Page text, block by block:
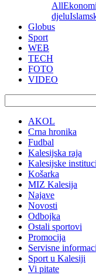
All
djelu
Globus
Sport
WEB
TECH
FOTO
VIDEO
AKOL
Crna hronika
Fudbal
Kalesijska raja
Kalesijske
Košarka
MIZ Kalesija
Najave
Novosti
Odbojka
Ostali sportovi
Promocija
Servisne
Sport u Kalesiji
Vi pitate